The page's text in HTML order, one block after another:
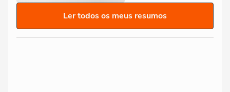
Ler todos os meus resumos